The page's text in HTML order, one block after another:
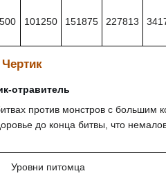
101250 151875 227813
Чертик
отравитель
против монстров с большим
до конца битвы, что
Уровни питомца